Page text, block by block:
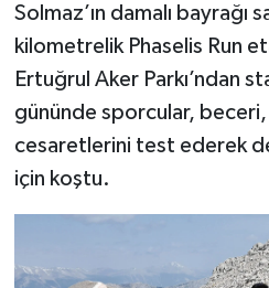
Solmaz’ın damalı bayrağı
kilometrelik Phaselis Run
Ertuğrul Aker Parkı’ndan
gününde sporcular, beceri,
cesaretlerini test ederek
için koştu.